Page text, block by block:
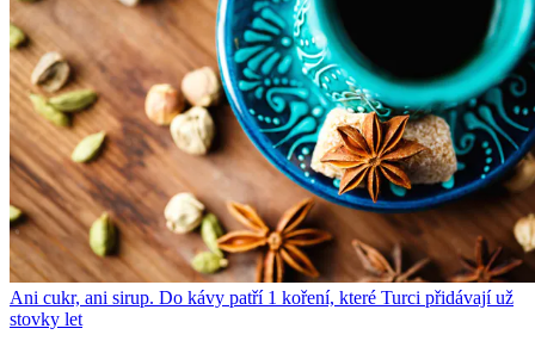
Ani cukr, ani sirup. Do kávy patří 1 koření, které Turci přidávají už
stovky let